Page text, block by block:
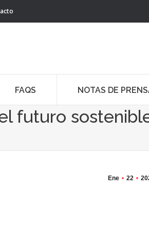
FAQS NOTAS DE
futuro
Ene 22